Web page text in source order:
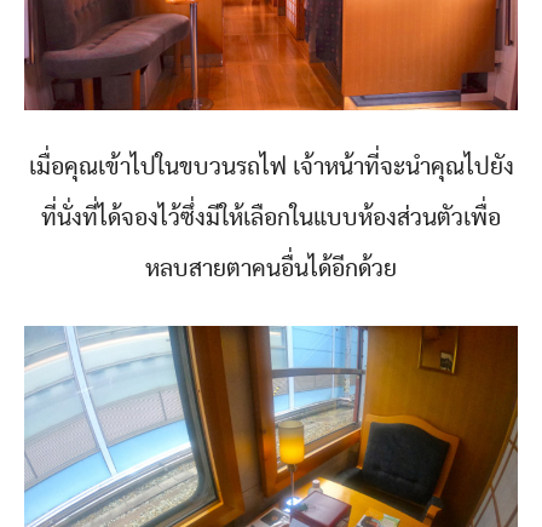
เมื่อคุณเข้าไปในขบวนรถไฟ เจ้าหน้าที่จะนำคุณไปยัง
ที่นั่งที่ได้จองไว้ซึ่งมีให้เลือกในแบบห้องส่วนตัวเพื่อ
หลบสายตาคนอื่นได้อีกด้วย